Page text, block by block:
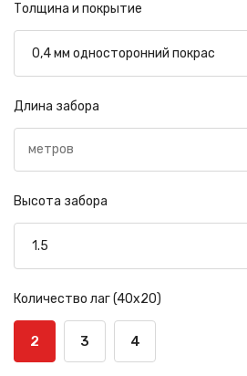
Толщина и покрытие
Длина забора
Высота забора
Количество лаг (40х20)
2 3 4